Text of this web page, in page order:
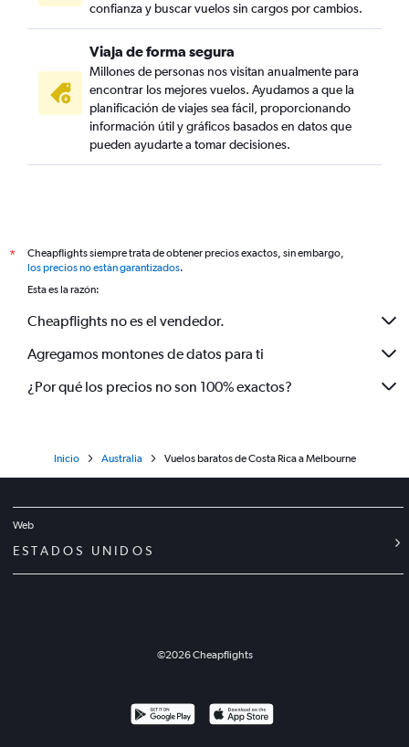
confianza y buscar vuelos sin cargos por cambios.
Viaja de forma segura
Millones de personas nos visitan anualmente para
encontrar los mejores vuelos. Ayudamos a que la
planificación de viajes sea fácil, proporcionando
información útil y gráficos basados en datos que
pueden ayudarte a tomar decisiones.
*
Cheapflights siempre trata de obtener precios exactos, sin embargo,
los precios no están garantizados.
Esta es la razón:
Cheapflights no es el vendedor.
Agregamos montones de datos para ti
¿Por qué los precios no son 100% exactos?
Inicio Australia Vuelos baratos de Costa Rica a Melbourne
Web
ESTADOS UNIDOS
©2026Cheapflights